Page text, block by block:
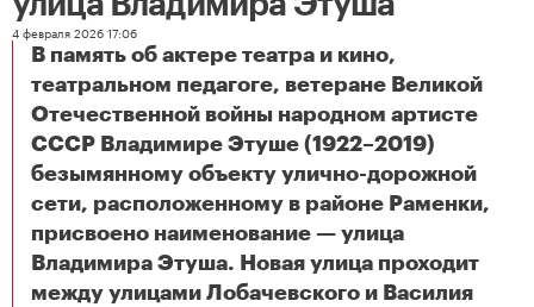
4 февраля 2026 17:06
В память об актере театра и кино,
театральном педагоге, ветеране Великой
Отечественной войны народном артисте
СССР Владимире Этуше (1922–2019)
безымянному объекту улично-дорожной
сети, расположенному в районе Раменки,
присвоено наименование — улица
Владимира Этуша. Новая улица проходит
между улицами Лобачевского и Василия